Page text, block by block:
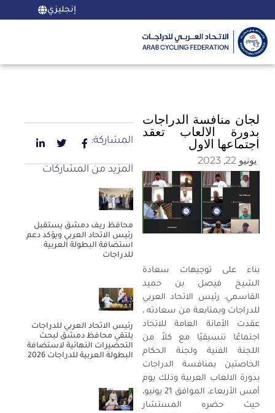
إنجليزي
لجان منافسة الدراجات
بدورة الالعاب تعقد
اجتماعها الاول
يونيو 22, 2023
بناء على توجيهات سعادة
الشيخ فيصل بن حميد
القاسمي، رئيس الاتحاد العربي
للدراجات وبمتابعة من سعادته ،
عقدت الأمانة العامة للاتحاد
اجتماعًا تنسيقيًا مع كلاً من
اللجنة الفنية ولجنة الحكام
الخاصتين بمنافسة الدراجات
بدورة الالعاب العربية وذلك يوم
أمس الأربعاء، الموافق 21 يونيو،
حيث حضره المستشار
المشاركة:
المزيد من المشاركات
محافظ ريف دمشق يستقبل
رئيس الاتحاد العربي ويؤكد دعم
استضافة البطولة العربية
للدراجات
رئيس الاتحاد العربي للدراجات
يلتقي محافظ دمشق لبحث
التحضيرات النهائية لاستضافة
البطولة العربية للدراجات 2026